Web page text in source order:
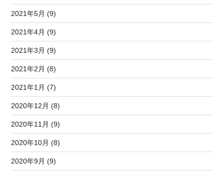
2021年5月 (9)
2021年4月 (9)
2021年3月 (9)
2021年2月 (8)
2021年1月 (7)
2020年12月 (8)
2020年11月 (9)
2020年10月 (8)
2020年9月 (9)